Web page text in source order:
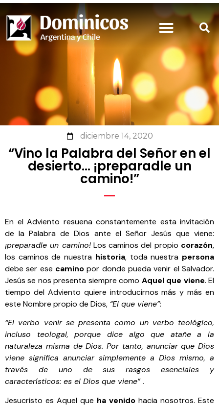
diciembre 14, 2020
“Vino la Palabra del Señor en el
desierto… ¡preparadle un
camino!”
En el Adviento resuena constantemente esta invitación
de la Palabra de Dios ante el Señor Jesús que viene:
¡preparadle un camino!Los caminos del propio corazón,
los caminos de nuestra historia, toda nuestra persona
debe ser ese camino por donde pueda venir el Salvador.
Jesús se nos presenta siempre como Aquel que viene. El
tiempo del Adviento quiere introducirnos más y más en
este Nombre propio de Dios, “El que viene”:
“El verbo venir se presenta como un verbo teológico,
incluso teologal, porque dice algo que atañe a la
naturaleza misma de Dios. Por tanto, anunciar que Dios
viene significa anunciar simplemente a Dios mismo, a
través de uno de sus rasgos esenciales y
característicos: es el Dios que viene” .
Jesucristo es Aquel que ha venido hacia nosotros. Este